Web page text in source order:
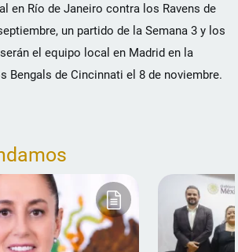
en Río de Janeiro contra los Ravens de
un partido de la Semana 3 y los
el equipo local en Madrid en la
Bengals de Cincinnati el 8 de noviembre.